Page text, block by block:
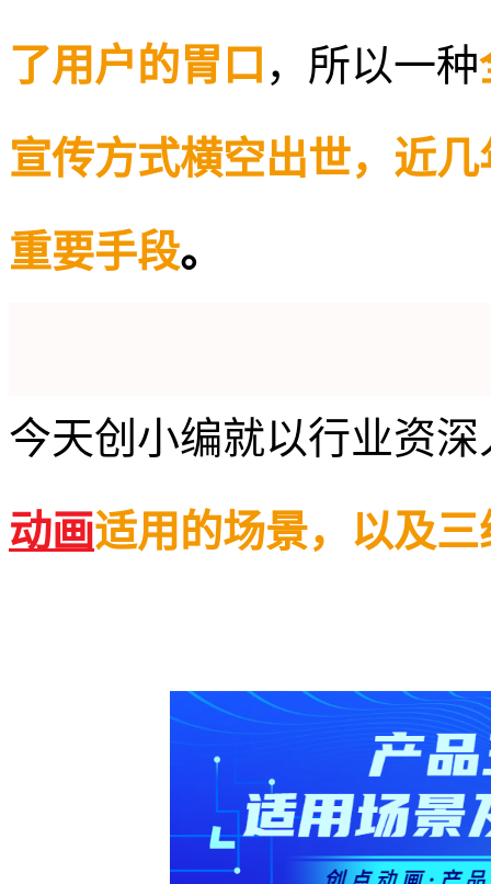
了用户的胃口 ，所以一种
宣传方式横空出世，近
重要手段。
今天创小编就以行业资
动画适用的场景，以及